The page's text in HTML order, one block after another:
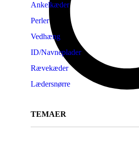
Ankelkæder
Perler
Vedhæng
ID/Navneplader
Rævekæder
Lædersnørre
TEMAER